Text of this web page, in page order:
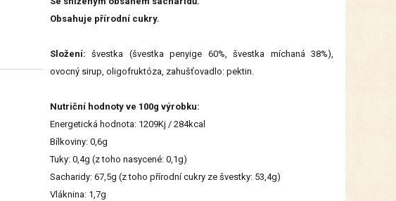
Obsahuje přírodní cukry.
Složení: švestka (švestka penyige 60%, švestka míchaná 38%),
ovocný sirup, oligofruktóza, zahušťovadlo: pektin.
Nutriční hodnoty ve 100g výrobku:
Energetická hodnota: 1209Kj / 284kcal
Bílkoviny: 0,6g
Tuky: 0,4g (z toho nasycené: 0,1g)
Sacharidy: 67,5g (z toho přírodní cukry ze švestky: 53,4g)
Vláknina: 1,7g